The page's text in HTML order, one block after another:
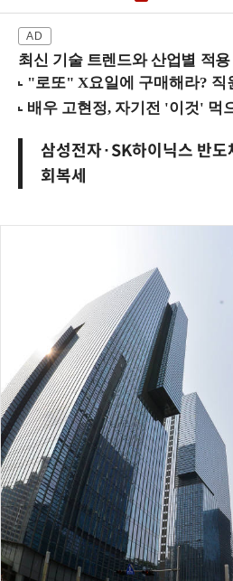
최신 기술 트렌드와 산업별 적용 사례, 실질적인
삼성전자·SK하이닉스 반
회복세